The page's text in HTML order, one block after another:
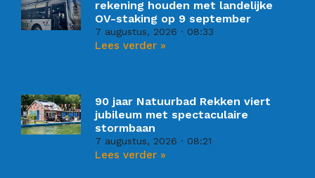
rekening houden met landelijke
OV-staking op 9 september
7 augustus, 2026 08:33
Lees verder »
90 jaar Natuurbad Rekken viert
jubileum met spectaculaire
stormbaan
7 augustus, 2026 08:21
Lees verder »